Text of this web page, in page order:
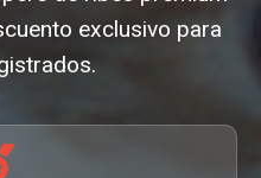
exclusivo para